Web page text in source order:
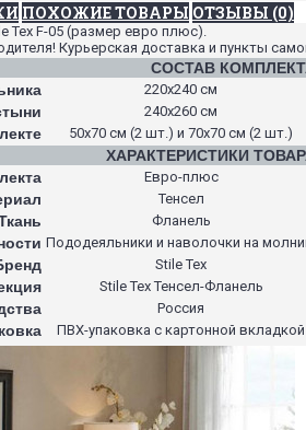
ПОХОЖИЕ ТОВАРЫ ОТЗЫВЫ (0)
Tex F-05 (размер евро плюс).
Курьерская доставка и пункты
СОСТАВ
220х240 см
240х260 см
50х70 см (2 шт.) и 70х70 см (2 шт.)
ХАРАКТЕРИСТИКИ
Евро-плюс
Тенсел
Фланель
Пододеяльники и наволочки на
Stile Tex
Stile Tex Тенсел-Фланель
Россия
ПВХ-упаковка с картонной вкладкой